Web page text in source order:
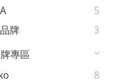
5
牌
3
專區
8